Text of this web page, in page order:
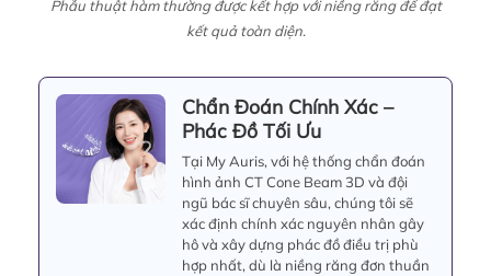
Phẫu thuật hàm thường được kết hợp với niềng răng để đạt
kết quả toàn diện.
Chẩn Đoán Chính Xác –
Phác Đồ Tối Ưu
Tại My Auris, với hệ thống chẩn đoán
hình ảnh CT Cone Beam 3D và đội
ngũ bác sĩ chuyên sâu, chúng tôi sẽ
xác định chính xác nguyên nhân gây
hô và xây dựng phác đồ điều trị phù
hợp nhất, dù là niềng răng đơn thuần